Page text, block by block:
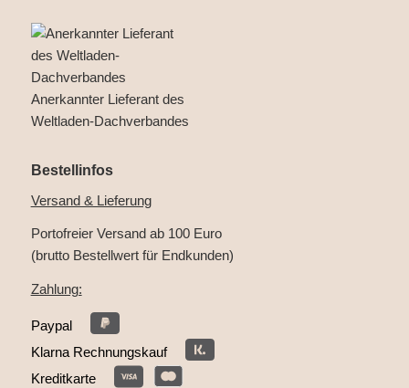
Anerkannter Lieferant des
Weltladen-Dachverbandes
Bestellinfos
Versand & Lieferung
Portofreier Versand ab 100 Euro
(brutto Bestellwert für Endkunden)
Zahlung:
Paypal
Klarna Rechnungskauf
Kreditkarte